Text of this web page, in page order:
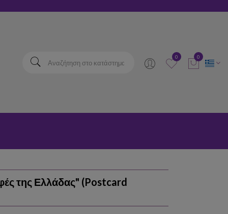
elta 0 0
της Ελλάδας" (Postcard